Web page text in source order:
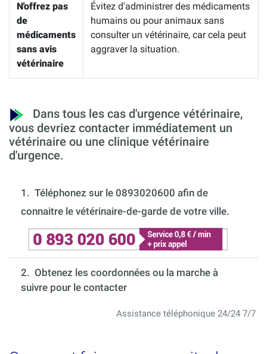
N'offrez pas
de
médicaments
sans avis
vétérinaire
Évitez d'administrer des médicaments
humains ou pour animaux sans
consulter un vétérinaire, car cela peut
aggraver la situation.
Dans tous les cas d'urgence vétérinaire,
vous devriez contacter immédiatement un
vétérinaire ou une clinique vétérinaire
d'urgence.
1. Téléphonez sur le 0893020600 afin de
connaitre le vétérinaire-de-garde de votre ville.
2. Obtenez les coordonnées ou la marche à
suivre pour le contacter
Assistance téléphonique 24/24 7/7